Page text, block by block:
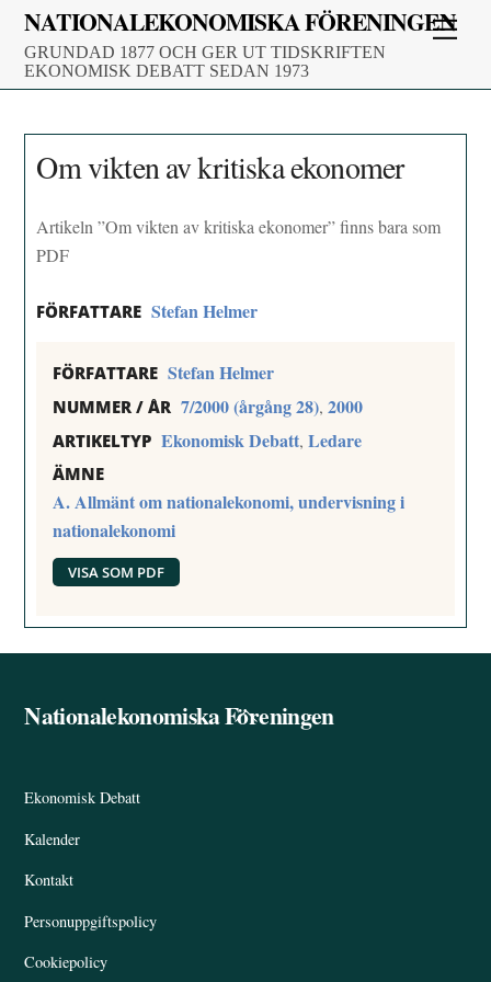
Skip
content
NATIONALEKONOMISKA FÖRENINGEN
GRUNDAD 1877 OCH GER UT TIDSKRIFTEN
EKONOMISK DEBATT SEDAN 1973
Om vikten av kritiska ekonomer
Artikeln ”Om vikten av kritiska ekonomer” finns bara som
PDF
FÖRFATTARE Stefan Helmer
FÖRFATTARE Stefan Helmer
NUMMER / ÅR 7/2000 (årgång 28),2000
ARTIKELTYP Ekonomisk Debatt,Ledare
ÄMNE
A. Allmänt om nationalekonomi, undervisning i
nationalekonomi
VISA SOM PDF
Back
Nationalekonomiska Föreningen
Ekonomisk Debatt
Kalender
Kontakt
Personuppgiftspolicy
Cookiepolicy